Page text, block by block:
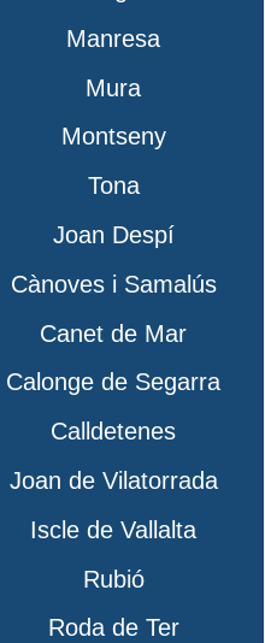
Manresa
Mura
Montseny
Tona
Joan Despí
Cànoves i Samalús
Canet de Mar
Calonge de Segarra
Calldetenes
Joan de Vilatorrada
Iscle de Vallalta
Rubió
Roda de Ter